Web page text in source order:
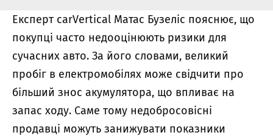
Експерт carVertical Матас Бузеліс пояснює, що
покупці часто недооцінюють ризики для
сучасних авто. За його словами, великий
пробіг в електромобілях може свідчити про
більший знос акумулятора, що впливає на
запас ходу. Саме тому недобросовісні
продавці можуть занижувати показники